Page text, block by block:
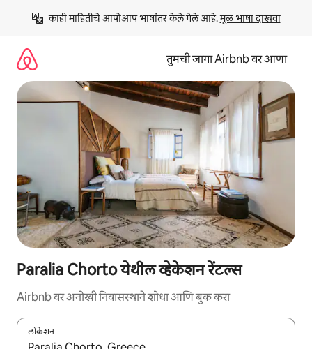
काही माहितीचे आपोआप भाषांतर केले गेले आहे. मूळ भाषा दाखवा
तुमची जागा Airbnb वर आणा
Paralia Chorto येथील व्हेकेशन रेंटल्स
Airbnb वर अनोखी निवासस्थाने शोधा आणि बुक करा
लोकेशन
जेव्हा परिणाम उपलब्ध असतील, तेव्हा वरच्या आणि खाली बाणांच्या किजसह